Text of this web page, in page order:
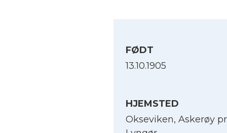
FØDT
13.10.1905
HJEMSTED
Okseviken, Askerøy pr